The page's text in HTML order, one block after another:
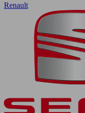
Renault